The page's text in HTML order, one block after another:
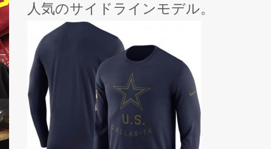
人気のサイドラインモデル。